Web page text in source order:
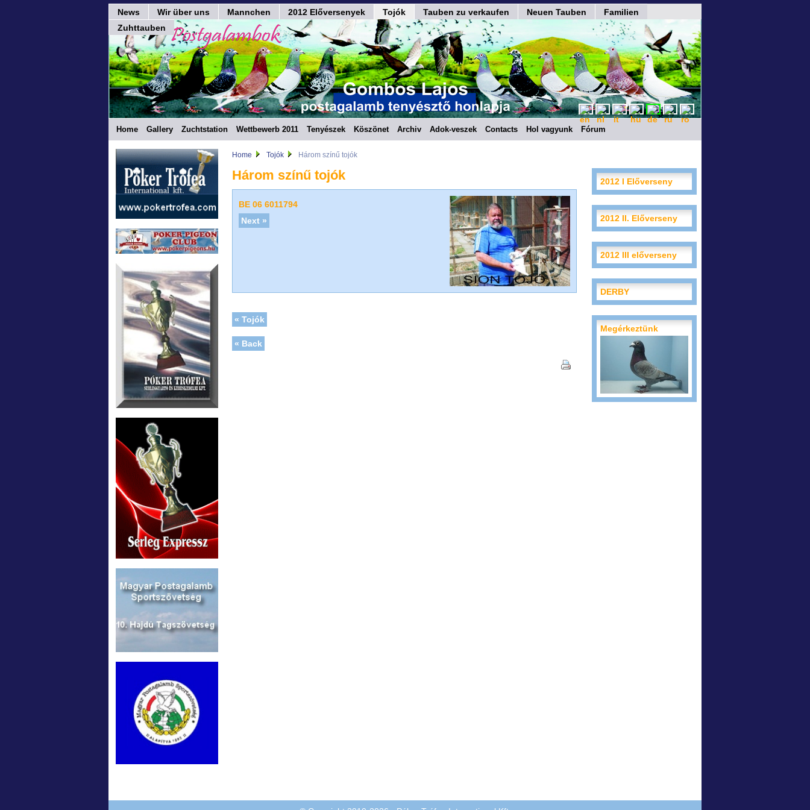
News Wir über uns Mannchen 2012 Előversenyek Tojók Tauben zu verkaufen Neuen Tauben
Familien
Zuhttauben
Home Gallery Zuchtstation Wettbewerb 2011 Tenyészek Köszönet Archiv Adok-veszek Contacts Hol vagyunk Fórum
Home Tojók Három színű tojók
Három színű tojók
BE 06 6011794
Next »
« Tojók
« Back
2012 I Előverseny
2012 II. Előverseny
2012 III előverseny
DERBY
Megérkeztünk